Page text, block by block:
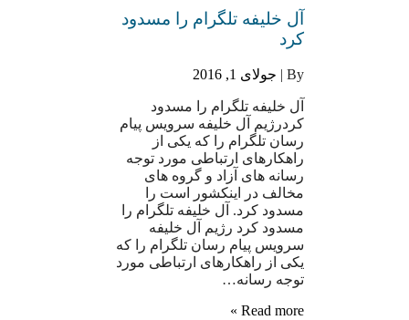
آل خلیفه تلگرام را مسدود
کرد
By | جولای 1, 2016
آل خلیفه تلگرام را مسدود
کردرژیم آل خلیفه سرویس پیام
رسان تلگرام را که یکی از
راهکارهای ارتباطی مورد توجه
رسانه های آزاد و گروه های
مخالف در اینکشور است را
مسدود کرد. آل خلیفه تلگرام را
مسدود کرد رژیم آل خلیفه
سرویس پیام رسان تلگرام را که
یکی از راهکارهای ارتباطی مورد
توجه رسانه…
Read more »